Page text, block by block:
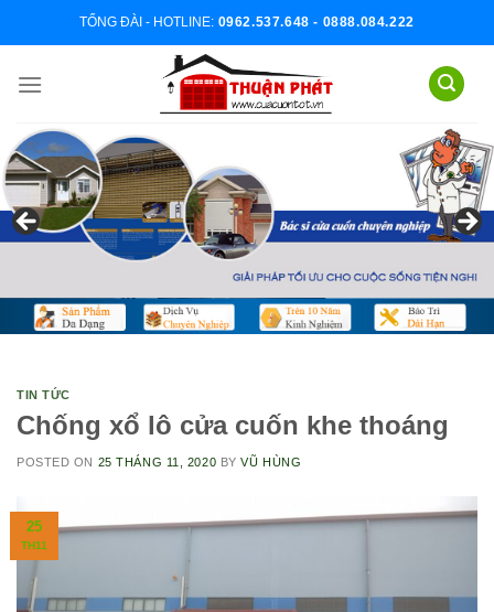
TỔNG ĐÀI - HOTLINE: 0962.537.648 - 0888.084.222
TIN TỨC
Chống xổ lô cửa cuốn khe thoáng
POSTED ON 25 THÁNG 11, 2020 BYVŨ HÙNG
25
TH11